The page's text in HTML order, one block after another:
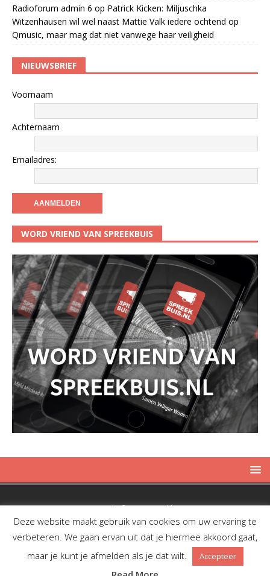
Radioforum admin 6 op Patrick Kicken: Miljuschka
Witzenhausen wil wel naast Mattie Valk iedere ochtend op
Qmusic, maar mag dat niet vanwege haar veiligheid
NIEUWSBRIEF
Voornaam
Achternaam
Emailadres:
WORD VRIEND VAN SPREEKBUIS
Copyright © 2019 Spreekbuis
Deze website maakt gebruik van cookies om uw ervaring te
verbeteren. We gaan ervan uit dat je hiermee akkoord gaat,
maar je kunt je afmelden als je dat wilt.
Accepteer